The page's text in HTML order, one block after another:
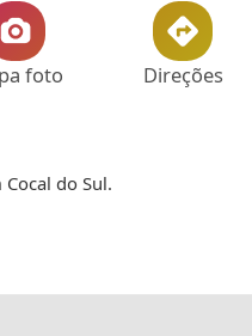
foto Direções
do Sul.